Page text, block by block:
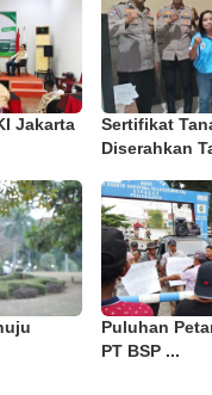
Jakarta
Sertifikat
Diserahkan
Puluhan
PT BSP ...